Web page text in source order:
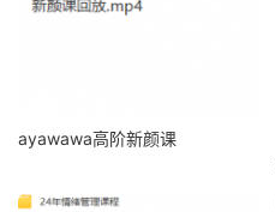
ayawawa高阶新颜课